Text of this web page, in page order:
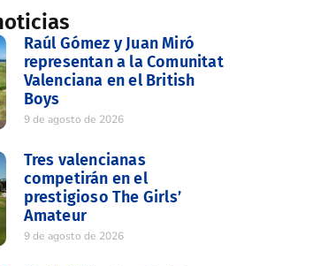
Raúl Gómez y Juan Miró
representan a la Comunitat
Valenciana en el British
Boys
9 de agosto de 2026
Tres valencianas
competirán en el
prestigioso The Girls’
Amateur
9 de agosto de 2026